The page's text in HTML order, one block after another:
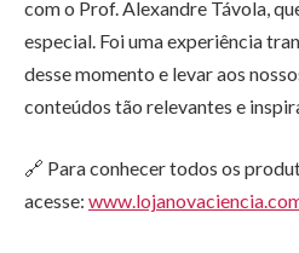
com o Prof. Alexandre Távola,
especial. Foi uma experiência
desse momento e levar aos
conteúdos tão relevantes e
🔗 Para conhecer todos os
acesse: